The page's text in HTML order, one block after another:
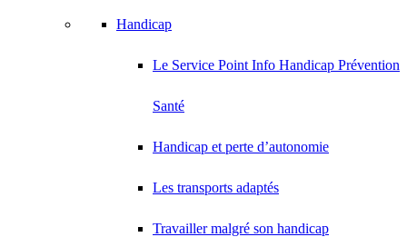
Handicap
Le Service Point Info Handicap Prévention
Santé
Handicap et perte d’autonomie
Les transports adaptés
Travailler malgré son handicap